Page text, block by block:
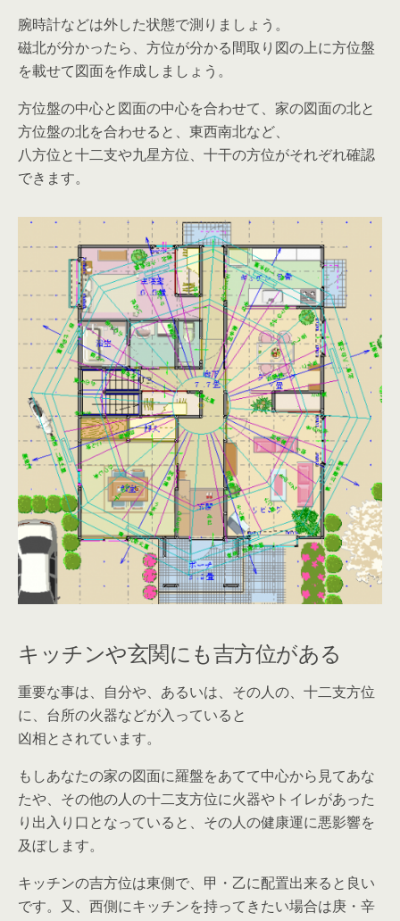
腕時計などは外した状態で測りましょう。
磁北が分かったら、方位が分かる間取り図の上に方位盤
を載せて図面を作成しましょう。
方位盤の中心と図面の中心を合わせて、家の図面の北と
方位盤の北を合わせると、東西南北など、
八方位と十二支や九星方位、十干の方位がそれぞれ確認
できます。
キッチンや玄関にも吉方位がある
重要な事は、自分や、あるいは、その人の、十二支方位
に、台所の火器などが入っていると
凶相とされています。
もしあなたの家の図面に羅盤をあてて中心から見てあな
たや、その他の人の十二支方位に火器やトイレがあった
り出入り口となっていると、その人の健康運に悪影響を
及ぼします。
キッチンの吉方位は東側で、甲・乙に配置出来ると良い
です。又、西側にキッチンを持ってきたい場合は庚・辛